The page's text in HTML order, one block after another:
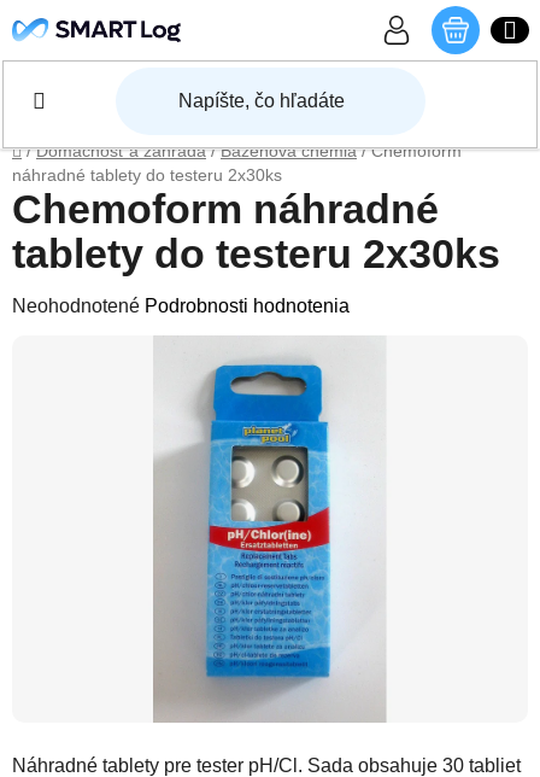
Domov
/ Domácnosť a záhrada / Bazénová chémia / Chemoform
náhradné tablety do testeru 2x30ks
Náhradné tablety pre tester pH/Cl. Sada obsahuje 30 tabliet
Chemoform náhradné
tablety do testeru 2x30ks
Priemerné hodnotenie produktu je 0,0 z 5 hviezdičiek.
Neohodnotené Podrobnosti hodnotenia